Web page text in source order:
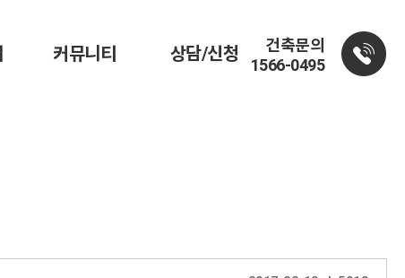
커뮤니티 상담/신청
건축문의
1566-0495